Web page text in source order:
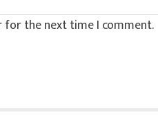
for the next time I comment.